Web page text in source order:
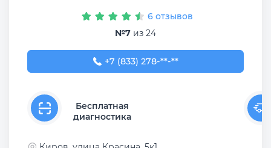
6 отзывов
№7 из 24
+7 (833) 278-26-49
+7 (833) 278-**-**
Бесплатная
диагностика